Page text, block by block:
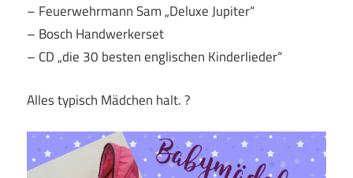
– Feuerwehrmann Sam „Deluxe Jupiter“
– Bosch Handwerkerset
– CD „die 30 besten englischen Kinderlieder“
Alles typisch Mädchen halt. ?